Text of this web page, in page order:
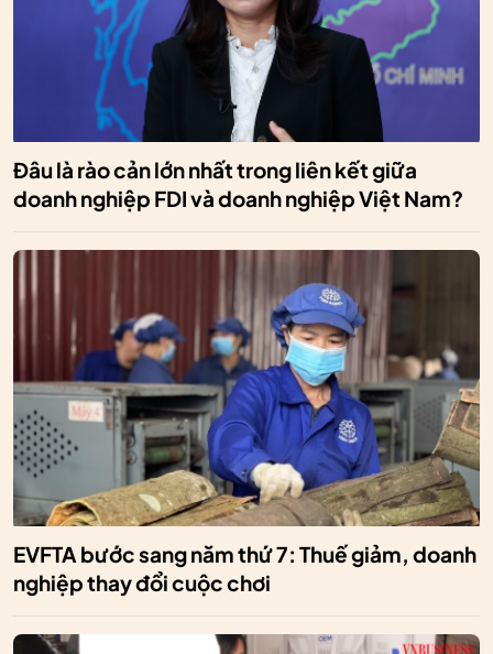
Đâu là rào cản lớn nhất trong liên kết giữa
doanh nghiệp FDI và doanh nghiệp Việt Nam?
EVFTA bước sang năm thứ 7: Thuế giảm, doanh
nghiệp thay đổi cuộc chơi